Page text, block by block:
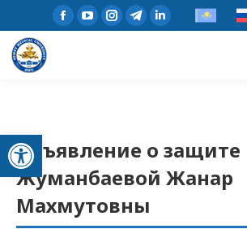
Открыть панель инструментов
Объявление о защите
Жуманбаевой Жанар
Махмутовны